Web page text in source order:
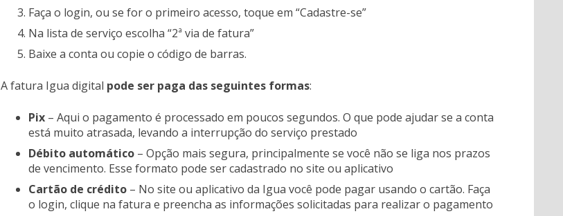
Faça o login, ou se for o primeiro acesso, toque em “Cadastre-se”
Na lista de serviço escolha “2ª via de fatura”
Baixe a conta ou copie o código de barras.
A fatura Igua digital pode ser paga das seguintes formas:
Pix– Aqui o pagamento é processado em poucos segundos. O que pode ajudar se a conta
está muito atrasada, levando a interrupção do serviço prestado
Débito automático– Opção mais segura, principalmente se você não se liga nos prazos
de vencimento. Esse formato pode ser cadastrado no site ou aplicativo
Cartão de crédito– No site ou aplicativo da Igua você pode pagar usando o cartão. Faça
o login, clique na fatura e preencha as informações solicitadas para realizar o pagamento